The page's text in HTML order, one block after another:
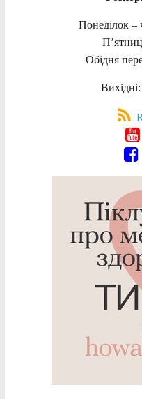
Понеділок –
Обідня